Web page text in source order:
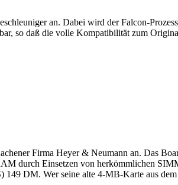
an. Dabei wird der Falcon-
so daß die volle Kompatibilität zum
Firma Heyer & Neumann an. Das
durch Einsetzen von herkömmlichen
149 DM. Wer seine alte 4-MB-Karte aus